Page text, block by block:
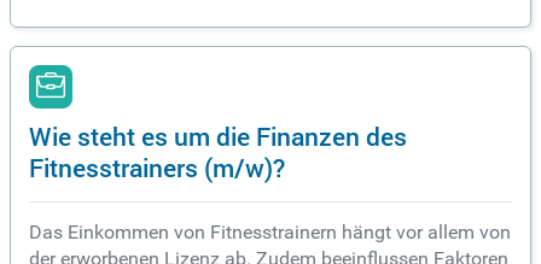
Wie steht es um die Finanzen des
Fitnesstrainers (m/w)?
Das Einkommen von Fitnesstrainern hängt vor allem von
der erworbenen Lizenz ab. Zudem beeinflussen Faktoren